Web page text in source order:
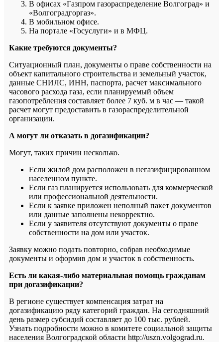
В офисах «Газпром газораспределение Волгоград» и
«Волгоградгоргаз».
В мобильном офисе.
На портале «Госуслуги» и в МФЦ.
Какие требуются документы?
Ситуационный план, документы о праве собственности на
объект капитального строительства и земельный участок,
данные СНИЛС, ИНН, паспорта, расчет максимального
часового расхода газа, если планируемый объем
газопотребления составляет более 7 куб. м в час — такой
расчет могут предоставить в газораспределительной
организации.
А могут ли отказать в догазификации?
Могут, таких причин несколько.
Если жилой дом расположен в негазифицированном
населенном пункте.
Если газ планируется использовать для коммерческой
или профессиональной деятельности.
Если к заявке приложен неполный пакет документов
или данные заполнены некорректно.
Если у заявителя отсутствуют документы о праве
собственности на дом или участок.
Заявку можно подать повторно, собрав необходимые
документы и оформив дом и участок в собственность.
Есть ли какая-либо материальная помощь гражданам
при догазификации?
В регионе существует компенсация затрат на
догазификацию ряду категорий граждан. На сегодняшний
день размер субсидий составляет до 100 тыс. рублей.
Узнать подробности можно в комитете социальной защиты
населения Волгоградской области http://uszn.volgograd.ru.